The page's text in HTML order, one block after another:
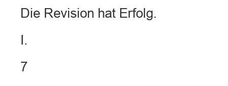
Die Revision hat Erfolg.
I.
7